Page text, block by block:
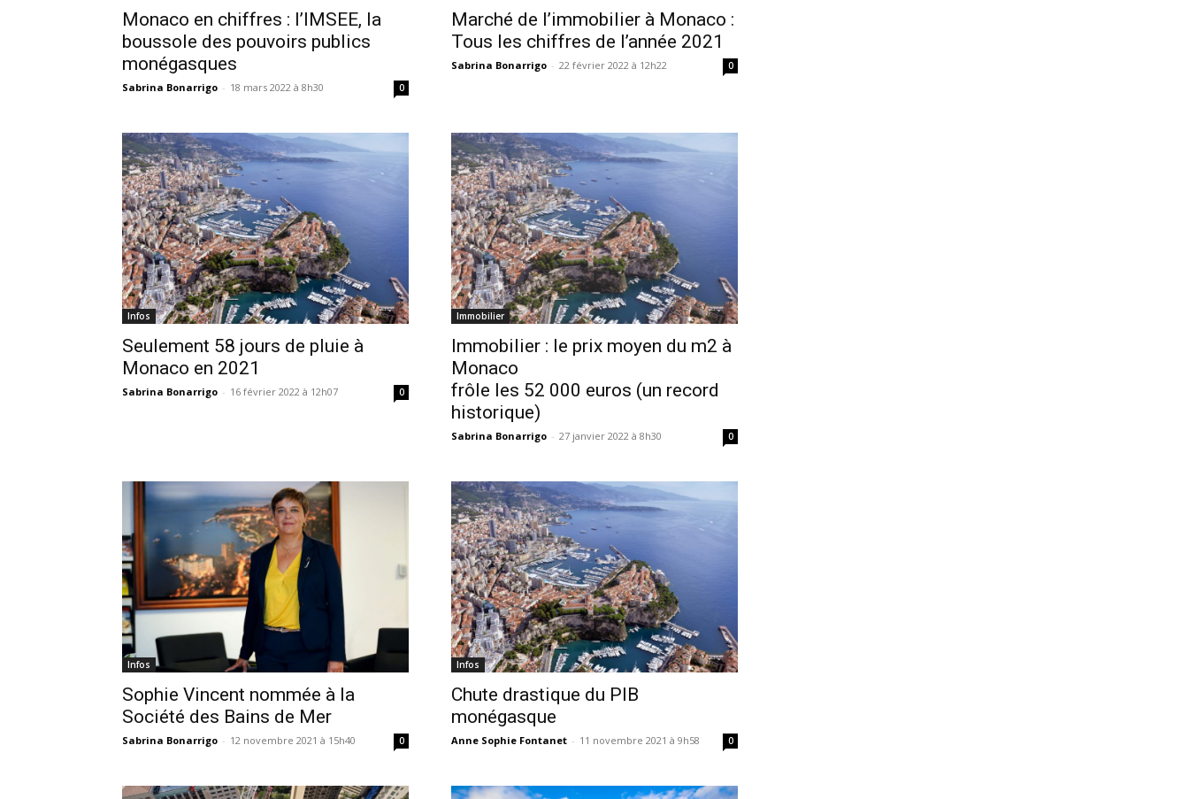
Monaco en chiffres : l’IMSEE, la
boussole des pouvoirs publics
monégasques
Sabrina Bonarrigo - 18 mars 2022 à 8h30 0
Marché de l’immobilier à Monaco :
Tous les chiffres de l’année 2021
Sabrina Bonarrigo - 22 février 2022 à 12h22 0
Infos
Seulement 58 jours de pluie à
Monaco en 2021
Sabrina Bonarrigo - 16 février 2022 à 12h07 0
Immobilier
Immobilier : le prix moyen du m2 à
Monaco
frôle les 52 000 euros (un record
historique)
Sabrina Bonarrigo - 27 janvier 2022 à 8h30 0
Infos
Sophie Vincent nommée à la
Société des Bains de Mer
Sabrina Bonarrigo - 12 novembre 2021 à 15h40 0
Infos
Chute drastique du PIB
monégasque
Anne Sophie Fontanet - 11 novembre 2021 à 9h58 0